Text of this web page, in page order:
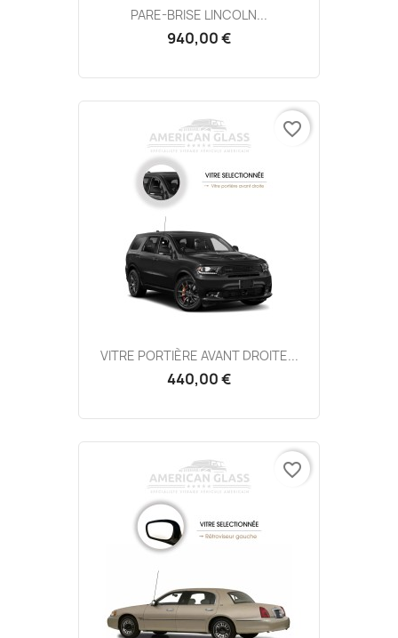
PARE-BRISE LINCOLN...
940,00 €
VITRE PORTIÈRE AVANT DROITE...
440,00 €
favorite_border
favorite_border